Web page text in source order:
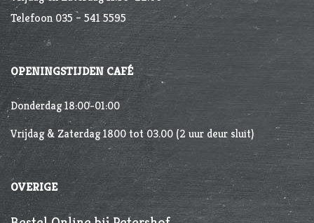
Telefoon 035 – 541 5595
OPENINGSTIJDEN CAFÉ
Donderdag 18:00-01:00
Vrijdag & Zaterdag 1800 tot 03.00 (2 uur deur sluit)
OVERIGE